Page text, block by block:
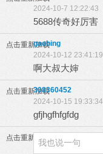
2024-10-7 12:22:43
5688传奇好厉害
点击重新加载
gaobing
2024-10-12 23:41:19
啊大叔大婶
点击重新加载308360452
2024-10-15 19:33:34
gfjhgfhfgfdg
点击重新加载